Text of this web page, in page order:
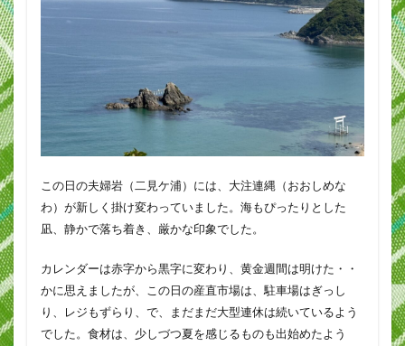
この日の夫婦岩（二見ケ浦）には、大注連縄（おおしめな
わ）が新しく掛け変わっていました。海もぴったりとした
凪、静かで落ち着き、厳かな印象でした。
カレンダーは赤字から黒字に変わり、黄金週間は明けた・・
かに思えましたが、この日の産直市場は、駐車場はぎっし
り、レジもずらり、で、まだまだ大型連休は続いているよう
でした。食材は、少しづつ夏を感じるものも出始めたよう